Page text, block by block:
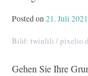
Posted on21. Juli 2021
Bild: twinlili /
Gehen Sie Ihre